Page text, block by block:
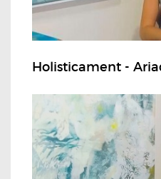
Holisticament -